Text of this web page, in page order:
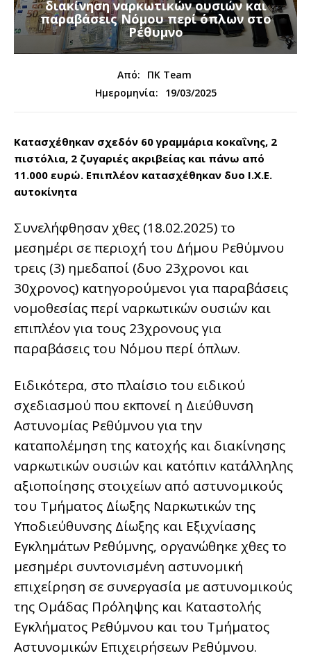
διακίνηση ναρκωτικών ουσιών και
παραβάσεις Νόμου περί όπλων στο
Ρέθυμνο
Από:
ΠΚ Team
Ημερομηνία:
19/03/2025
Κατασχέθηκαν σχεδόν 60 γραμμάρια κοκαΐνης, 2
πιστόλια, 2 ζυγαριές ακριβείας και πάνω από
11.000 ευρώ. Επιπλέον κατασχέθηκαν δυο Ι.Χ.Ε.
αυτοκίνητα
Συνελήφθησαν χθες (18.02.2025) το
μεσημέρι σε περιοχή του Δήμου Ρεθύμνου
τρεις (3) ημεδαποί (δυο 23χρονοι και
30χρονος) κατηγορούμενοι για παραβάσεις
νομοθεσίας περί ναρκωτικών ουσιών και
επιπλέον για τους 23χρονους για
παραβάσεις του Νόμου περί όπλων.
Ειδικότερα, στο πλαίσιο του ειδικού
σχεδιασμού που εκπονεί η Διεύθυνση
Αστυνομίας Ρεθύμνου για την
καταπολέμηση της κατοχής και διακίνησης
ναρκωτικών ουσιών και κατόπιν κατάλληλης
αξιοποίησης στοιχείων από αστυνομικούς
του Τμήματος Δίωξης Ναρκωτικών της
Υποδιεύθυνσης Δίωξης και Εξιχνίασης
Εγκλημάτων Ρεθύμνης, οργανώθηκε χθες το
μεσημέρι συντονισμένη αστυνομική
επιχείρηση σε συνεργασία με αστυνομικούς
της Ομάδας Πρόληψης και Καταστολής
Εγκλήματος Ρεθύμνου και του Τμήματος
Αστυνομικών Επιχειρήσεων Ρεθύμνου.